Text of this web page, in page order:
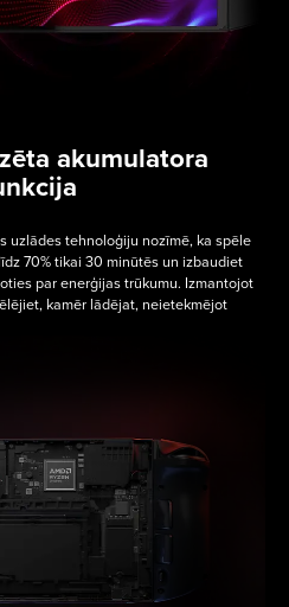
akumulatora
uzlādes tehnoloģiju nozīmē, ka spēle
70% tikai 30 minūtēs un izbaudiet
par enerģijas trūkumu. Izmantojot
kamēr lādējat, neietekmējot